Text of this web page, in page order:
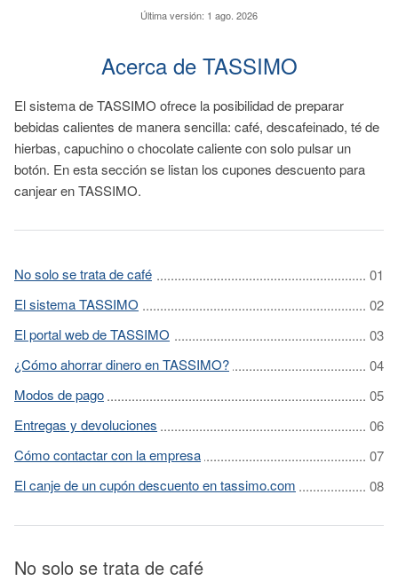
Última versión: 1 ago. 2026
Acerca de TASSIMO
El sistema de TASSIMO ofrece la posibilidad de preparar
bebidas calientes de manera sencilla: café, descafeinado, té de
hierbas, capuchino o chocolate caliente con solo pulsar un
botón. En esta sección se listan los cupones descuento para
canjear en TASSIMO.
No solo se trata de café
El sistema TASSIMO
El portal web de TASSIMO
¿Cómo ahorrar dinero en TASSIMO?
Modos de pago
Entregas y devoluciones
Cómo contactar con la empresa
El canje de un cupón descuento en tassimo.com
No solo se trata de café